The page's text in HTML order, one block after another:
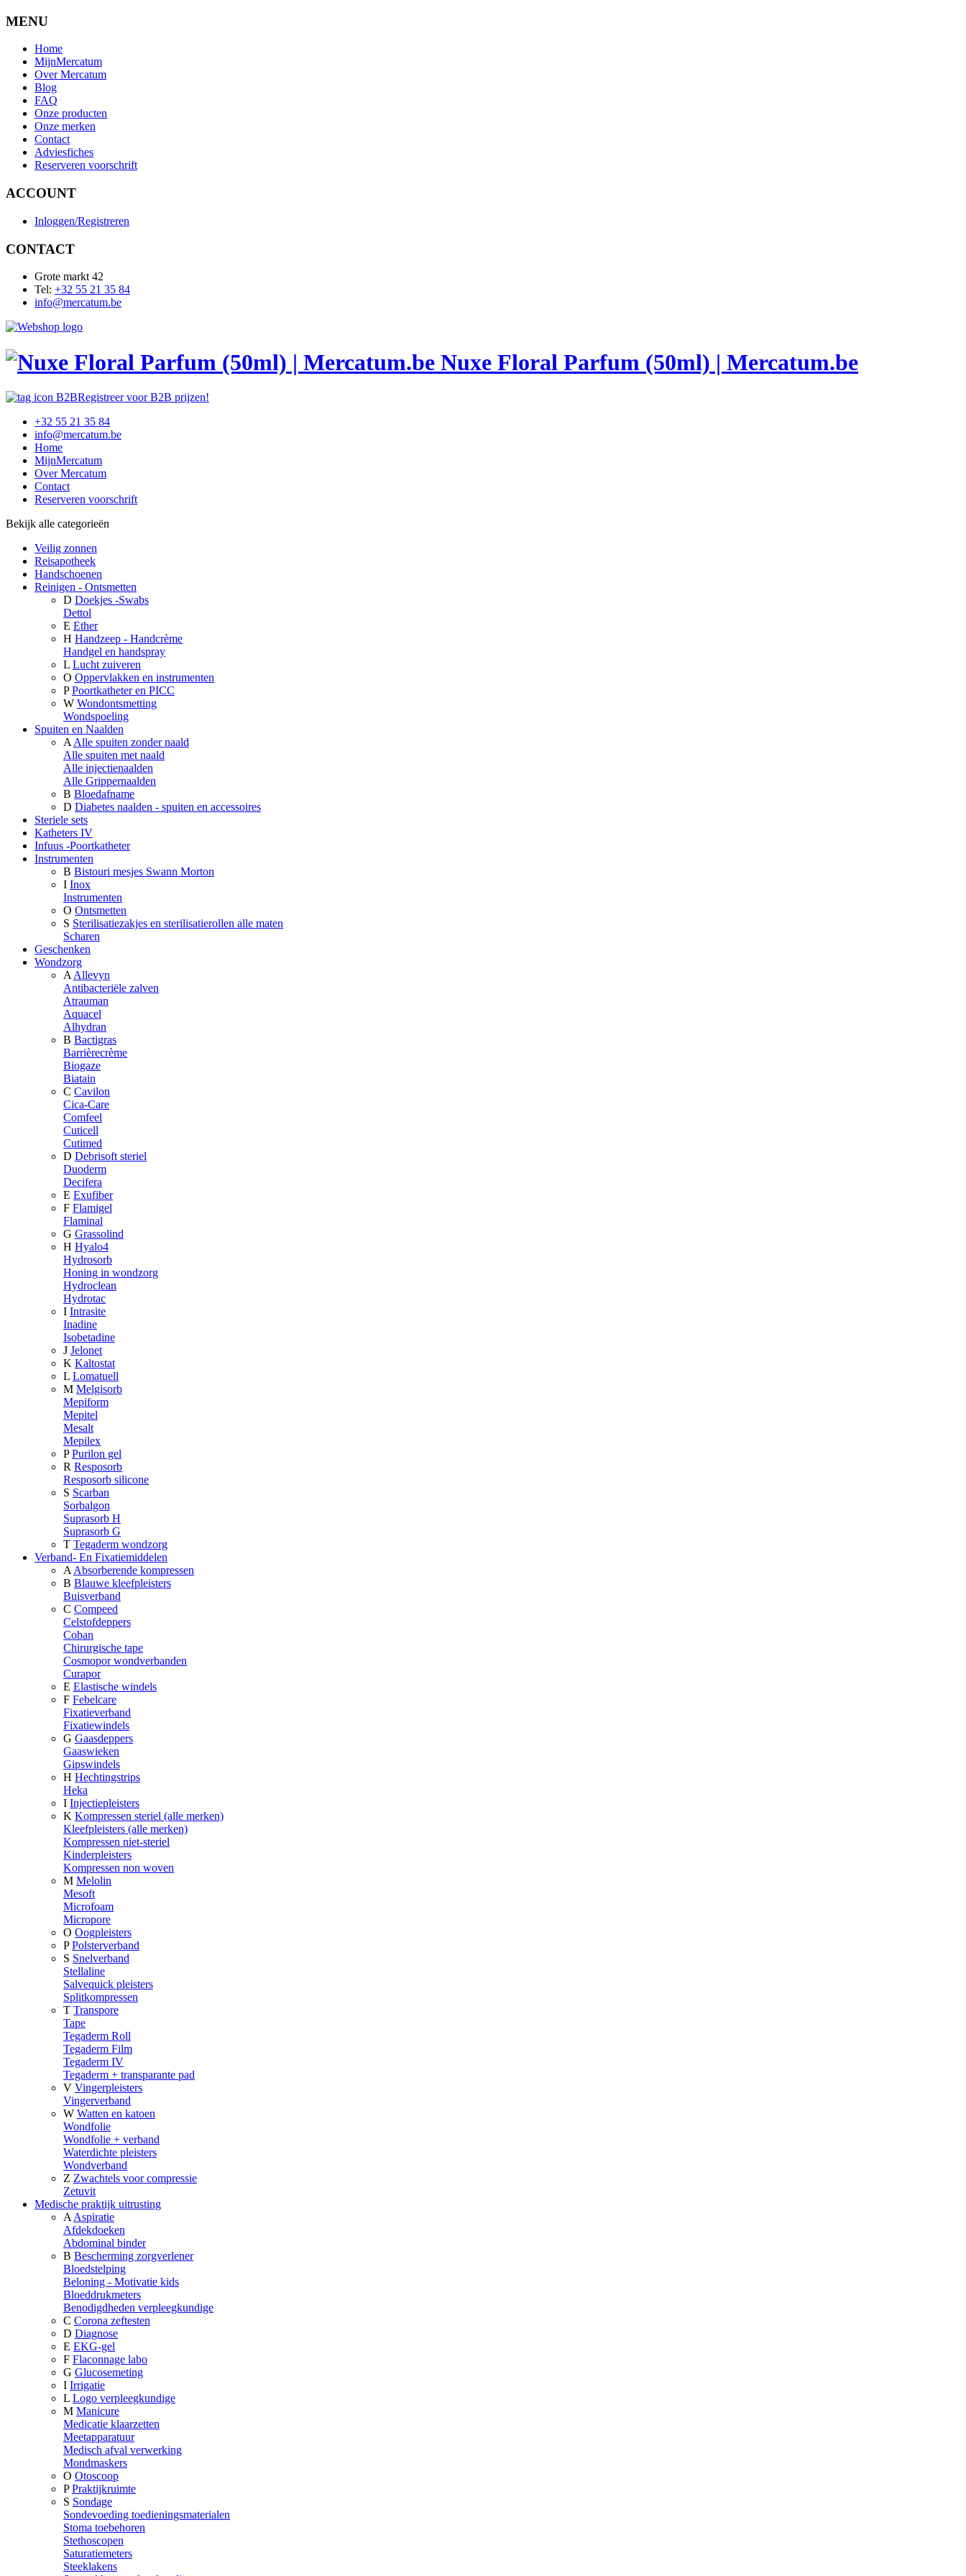
MENU
Home
MijnMercatum
Over Mercatum
Blog
FAQ
Onze producten
Onze merken
Contact
Adviesfiches
Reserveren voorschrift
ACCOUNT
Inloggen/Registreren
CONTACT
Grote markt 42
Tel: +32 55 21 35 84
info@mercatum.be
Nuxe Floral Parfum (50ml) | Mercatum.be
Registreer voor B2B prijzen!
+32 55 21 35 84
info@mercatum.be
Home
MijnMercatum
Over Mercatum
Contact
Reserveren voorschrift
Bekijk alle categorieën
Veilig zonnen
Reisapotheek
Handschoenen
Reinigen - Ontsmetten
D Doekjes -Swabs
Dettol
E Ether
H Handzeep - Handcrème
Handgel en handspray
L Lucht zuiveren
O Oppervlakken en instrumenten
P Poortkatheter en PICC
W Wondontsmetting
Wondspoeling
Spuiten en Naalden
A Alle spuiten zonder naald
Alle spuiten met naald
Alle injectienaalden
Alle Grippernaalden
B Bloedafname
D Diabetes naalden - spuiten en accessoires
Steriele sets
Katheters IV
Infuus -Poortkatheter
Instrumenten
B Bistouri mesjes Swann Morton
I Inox
Instrumenten
O Ontsmetten
S Sterilisatiezakjes en sterilisatierollen alle maten
Scharen
Geschenken
Wondzorg
A Allevyn
Antibacteriële zalven
Atrauman
Aquacel
Alhydran
B Bactigras
Barrièrecrème
Biogaze
Biatain
C Cavilon
Cica-Care
Comfeel
Cuticell
Cutimed
D Debrisoft steriel
Duoderm
Decifera
E Exufiber
F Flamigel
Flaminal
G Grassolind
H Hyalo4
Hydrosorb
Honing in wondzorg
Hydroclean
Hydrotac
I Intrasite
Inadine
Isobetadine
J Jelonet
K Kaltostat
L Lomatuell
M Melgisorb
Mepiform
Mepitel
Mesalt
Mepilex
P Purilon gel
R Resposorb
Resposorb silicone
S Scarban
Sorbalgon
Suprasorb H
Suprasorb G
T Tegaderm wondzorg
Verband- En Fixatiemiddelen
A Absorberende kompressen
B Blauwe kleefpleisters
Buisverband
C Compeed
Celstofdeppers
Coban
Chirurgische tape
Cosmopor wondverbanden
Curapor
E Elastische windels
F Febelcare
Fixatieverband
Fixatiewindels
G Gaasdeppers
Gaaswieken
Gipswindels
H Hechtingstrips
Heka
I Injectiepleisters
K Kompressen steriel (alle merken)
Kleefpleisters (alle merken)
Kompressen niet-steriel
Kinderpleisters
Kompressen non woven
M Melolin
Mesoft
Microfoam
Micropore
O Oogpleisters
P Polsterverband
S Snelverband
Stellaline
Salvequick pleisters
Splitkompressen
T Transpore
Tape
Tegaderm Roll
Tegaderm Film
Tegaderm IV
Tegaderm + transparante pad
V Vingerpleisters
Vingerverband
W Watten en katoen
Wondfolie
Wondfolie + verband
Waterdichte pleisters
Wondverband
Z Zwachtels voor compressie
Zetuvit
Medische praktijk uitrusting
A Aspiratie
Afdekdoeken
Abdominal binder
B Bescherming zorgverlener
Bloedstelping
Beloning - Motivatie kids
Bloeddrukmeters
Benodigdheden verpleegkundige
C Corona zeftesten
D Diagnose
E EKG-gel
F Flaconnage labo
G Glucosemeting
I Irrigatie
L Logo verpleegkundige
M Manicure
Medicatie klaarzetten
Meetapparatuur
Medisch afval verwerking
Mondmaskers
O Otoscoop
P Praktijkruimte
S Sondage
Sondevoeding toedieningsmaterialen
Stoma toebehoren
Stethoscopen
Saturatiemeters
Steeklakens